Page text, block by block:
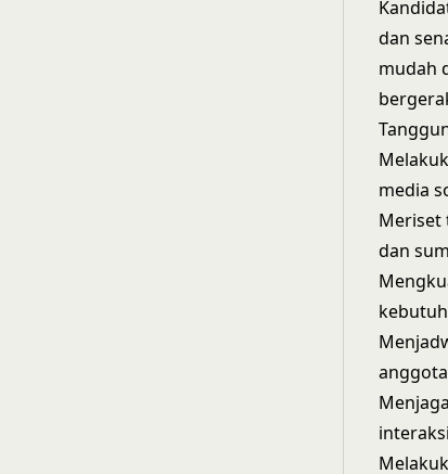
dan
mudah
media
Meriset
dan